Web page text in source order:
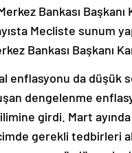
Bankası Başkanı
enflasyonu da düşük
dengelenme
girdi. Mart
gerekli tedbirleri